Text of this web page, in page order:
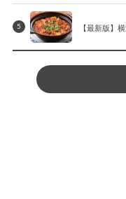
5 【最新版】